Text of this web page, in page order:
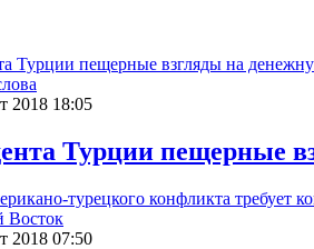
2018 18:05
Турции пещерные
Восток
2018 07:50